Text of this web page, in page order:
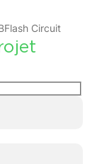
Circuit